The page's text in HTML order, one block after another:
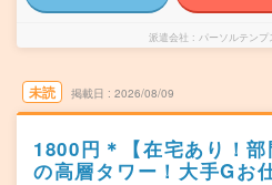
派遣会社 パーソルテンプ
未読 掲載日 2026/08/09
1800円＊【在宅あり！
の高層タワー！大手Gお